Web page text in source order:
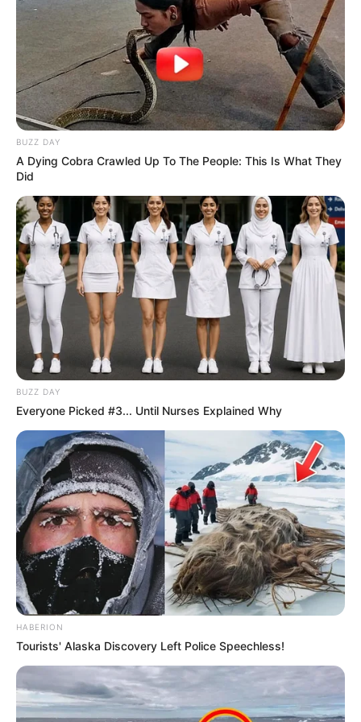
PRONOSTIC du QUINTÉ+ PRIX DU VENDREDI
13 (PRIX CHATEAURENARD) la Base Prono
PMU ou Couplé gagnant du Quinté+
La base prono du Quinté est établie avec notre logiciel qui
est 100% gratuit. Soit les 3 principaux favoris duQuinté
PMUdu jour qui pourront vous permettre de faire ces
différents jeux:
Un Tiercé.
Le couplé (jumelé) gagnant et/ou placé en combiné 3
chevaux.
Un 2sur4 en combiné 3Cv.
De 1 à 3 jeux simples Gagnants et/ou placés.
Sans oublier les possibilités de jouer la base quinté comme
super base Turf pour faire un Quarté Quinté. Une base
incontournable pour les jeux en champs réduits.
Suivez le bilan Journalier, Mensuel et Annuel sur le tableau
situé sur lapage des stats .
7 JASON GINYU
6 INFERNO PIPER
10 COLBERT WF
Découvrez le taux de réussite de onze pronostiqueurs de la
presse
au jeu du Simple Gagnant et Placé sur les 10 derniers
Quinté de Trot attelé.
NUMEROS ASTRO QUINTE CHANCE DU JOUR
Spécial Tocard du PRONOSTIC QUINTÉ+ dans
le PRIX DU VENDREDI 13 (PRIX
BUZZ DAY
A Dying Cobra Crawled Up To The People: This Is What They
Did
BUZZ DAY
Everyone Picked #3... Until Nurses Explained Why
HABERION
Tourists' Alaska Discovery Left Police Speechless!